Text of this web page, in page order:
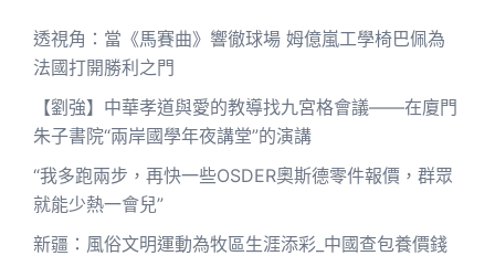
透視角：當《馬賽曲》響徹球場 姆億嵐工學椅巴佩為
法國打開勝利之門
【劉強】中華孝道與愛的教導找九宮格會議——在廈門
朱子書院“兩岸國學年夜講堂”的演講
“我多跑兩步，再快一些OSDER奧斯德零件報價，群眾
就能少熱一會兒”
新疆：風俗文明運動為牧區生涯添彩_中國查包養價錢